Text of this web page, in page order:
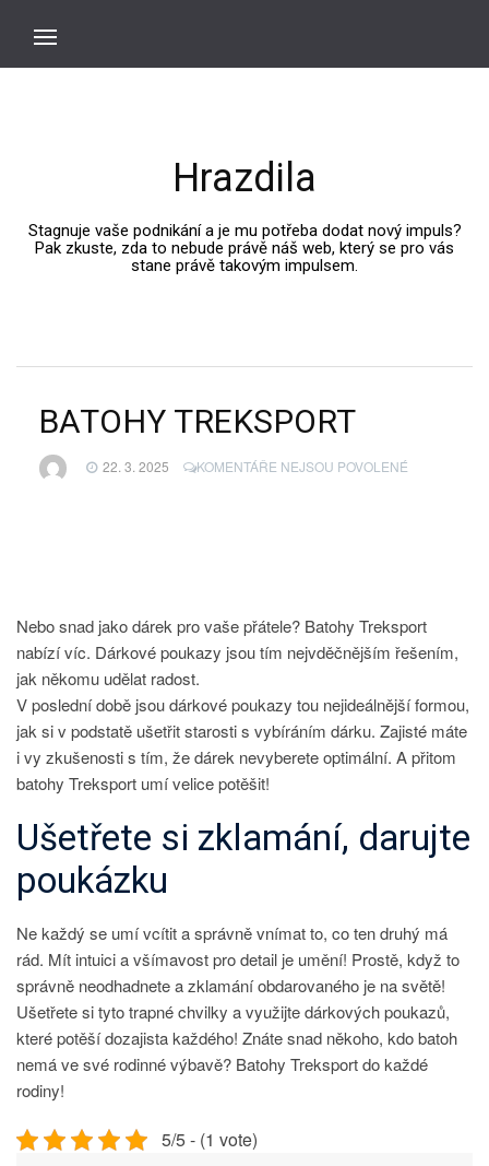
Hrazdila
Stagnuje vaše podnikání a je mu potřeba dodat nový impuls?
Pak zkuste, zda to nebude právě náš web, který se pro vás
stane právě takovým impulsem.
BATOHY TREKSPORT
22. 3. 2025 KOMENTÁŘE NEJSOU POVOLENÉU
Nebo snad jako dárek pro vaše přátele? Batohy Treksport
nabízí víc. Dárkové poukazy jsou tím nejvděčnějším řešením,
jak někomu udělat radost.
V poslední době jsou dárkové poukazy tou nejideálnější formou,
jak si v podstatě ušetřit starosti s vybíráním dárku. Zajisté máte
i vy zkušenosti s tím, že dárek nevyberete optimální. A přitom
batohy Treksport umí velice potěšit!
Ušetřete si zklamání, darujte
poukázku
Ne každý se umí vcítit a správně vnímat to, co ten druhý má
rád. Mít intuici a všímavost pro detail je umění! Prostě, když to
správně neodhadnete a zklamání obdarovaného je na světě!
Ušetřete si tyto trapné chvilky a využijte dárkových poukazů,
které potěší dozajista každého! Znáte snad někoho, kdo batoh
nemá ve své rodinné výbavě? Batohy Treksport do každé
rodiny!
5/5 - (1 vote)